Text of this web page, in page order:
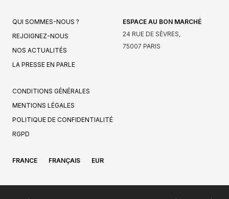
QUI SOMMES-NOUS ?
REJOIGNEZ-NOUS
NOS ACTUALITÉS
LA PRESSE EN PARLE
ESPACE AU BON MARCHÉ
24 RUE DE SÈVRES,
75007 PARIS
CONDITIONS GÉNÉRALES
MENTIONS LÉGALES
POLITIQUE DE CONFIDENTIALITÉ
RGPD
FRANCE FRANÇAIS EUR